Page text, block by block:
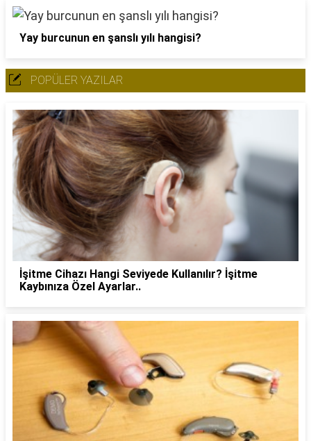
Yay burcunun en şanslı yılı hangisi?
POPÜLER YAZILAR
İşitme Cihazı Hangi Seviyede Kullanılır? İşitme
Kaybınıza Özel Ayarlar..